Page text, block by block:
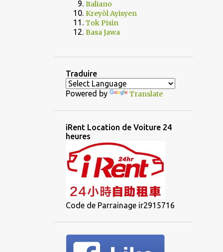
Italiano
Kreyòl Ayisyen
Tok Pisin
Basa Jawa
Traduire
Powered by Translate
iRent Location de Voiture 24
heures
Code de Parrainage ir2915716